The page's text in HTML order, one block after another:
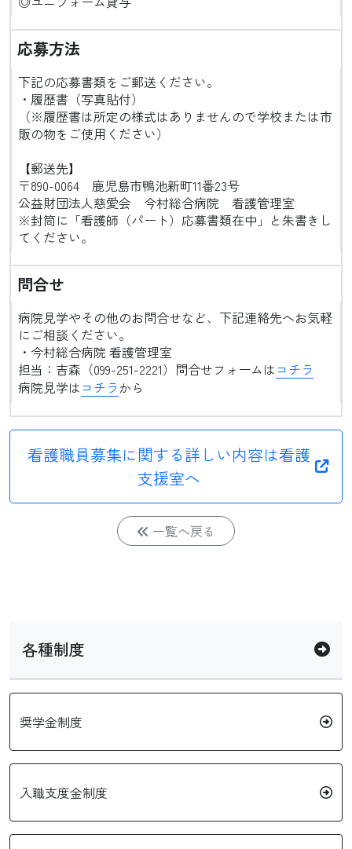
応募方法
下記の応募書類をご郵送ください。
・履歴書（写真貼付）
（※履歴書は所定の様式はありませんので学校または市
販の物をご使用ください）
【郵送先】
〒890-0064 鹿児島市鴨池新町11番23号
公益財団法人慈愛会 今村総合病院 看護管理室
※封筒に「看護師（パート）応募書類在中」と朱書きし
てください。
問合せ
病院見学やその他のお問合せなど、下記連絡先へお気軽
にご相談ください。
・今村総合病院 看護管理室
担当：吉森（099-251-2221）問合せフォームはコチラ
病院見学はコチラから
看護職員募集に関する詳しい内容は看護
支援室へ
一覧へ戻る
各種制度
奨学金制度
入職支度金制度